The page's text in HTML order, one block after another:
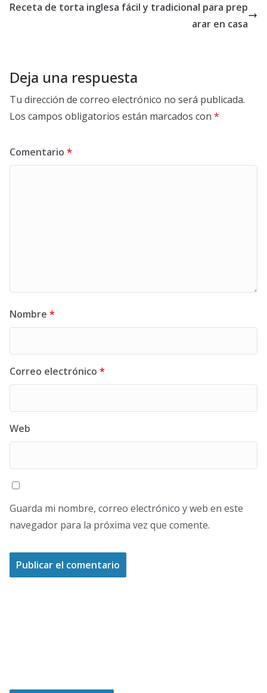
Receta de torta inglesa fácil y tradicional para prep
arar en casa
Deja una respuesta
Tu dirección de correo electrónico no será publicada.
Los campos obligatorios están marcados con *
Comentario *
Nombre *
Correo electrónico *
Web
Guarda mi nombre, correo electrónico y web en este
navegador para la próxima vez que comente.